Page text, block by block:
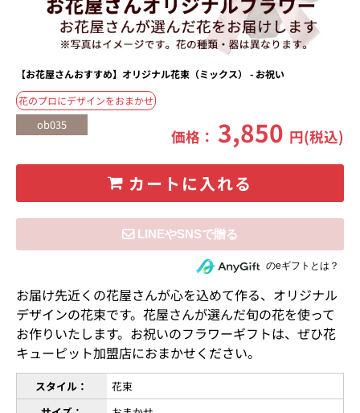
【お花屋さんおすすめ】オリジナル花束（ミックス） - お祝い
花のプロにデザインをおまかせ
ob035
価格： 3,850 円(税込)
カートに入れる
住所を知らない相手にeギフトで贈るのeギフトとは？
お届け先近くの花屋さんが心を込めて作る、オリジナル
デザインの花束です。花屋さんが選んだ旬の花を使って
お作りいたします。お祝いのフラワーギフトは、ぜひ花
キューピット加盟店におまかせください。
スタイル：
花束